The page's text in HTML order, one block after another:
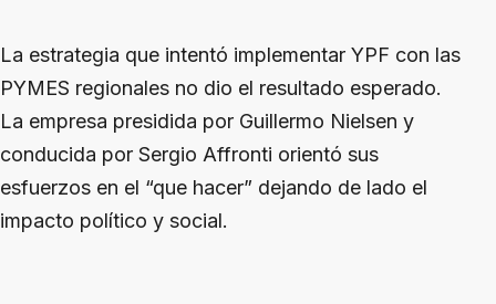
La estrategia que intentó implementar YPF con las
PYMES regionales no dio el resultado esperado.
La empresa presidida por Guillermo Nielsen y
conducida por Sergio Affronti orientó sus
esfuerzos en el “que hacer” dejando de lado el
impacto político y social.